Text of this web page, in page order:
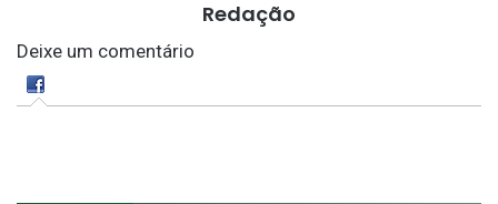
Redação
Deixe um comentário